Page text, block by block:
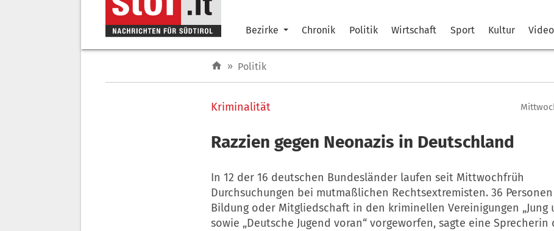
Bezirke Chronik Politik Wirtschaft Sport Kultur
» Politik
Kriminalität
Razzien gegen Neonazis in Deutschland
In 12 der 16 deutschen Bundesländer laufen seit Mittwochfrüh
Durchsuchungen bei mutmaßlichen Rechtsextremisten. 36
Bildung oder Mitgliedschaft in den kriminellen Vereinigungen „Jung
sowie „Deutsche Jugend voran“ vorgeworfen, sagte eine Sprecherin